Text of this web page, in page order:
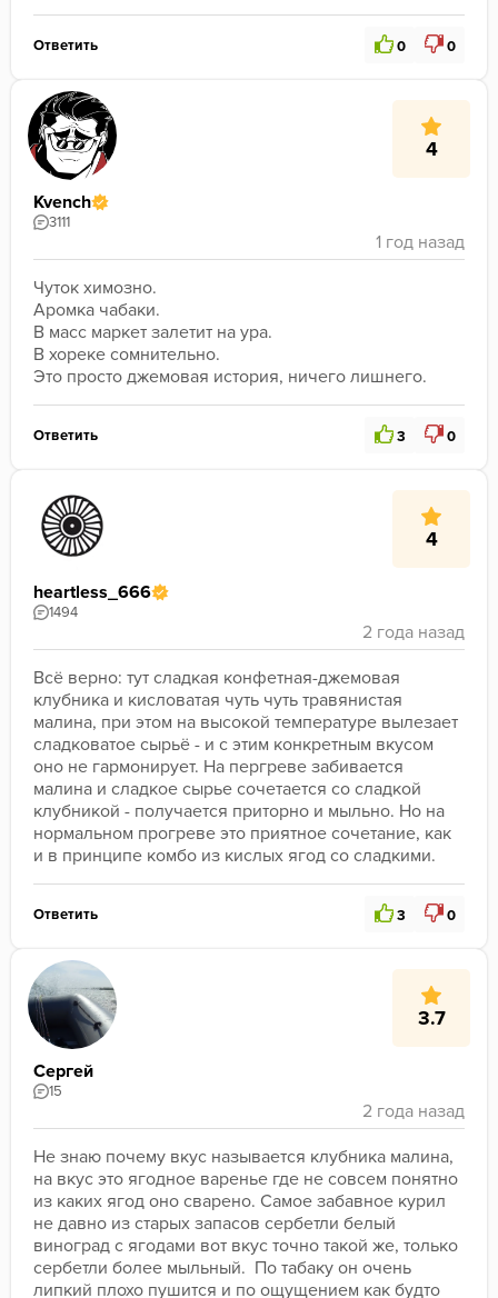
Ответить 0 0
4
Kvench
3111
Чуток химозно.
Аромка чабаки.
В масс маркет залетит на ура.
В хореке сомнительно.
Это просто джемовая история, ничего лишнего.
Ответить 3 0
4
heartless_666
1494
Всё верно: тут сладкая конфетная-джемовая
клубника и кисловатая чуть чуть травянистая
малина, при этом на высокой температуре вылезает
сладковатое сырьё - и с этим конкретным вкусом
оно не гармонирует. На пергреве забивается
малина и сладкое сырье сочетается со сладкой
клубникой - получается приторно и мыльно. Но на
нормальном прогреве это приятное сочетание, как
и в принципе комбо из кислых ягод со сладкими.
Ответить 3 0
3.7
Сергей
15
Не знаю почему вкус называется клубника малина,
на вкус это ягодное варенье где не совсем понятно
из каких ягод оно сварено. Самое забавное курил
не давно из старых запасов сербетли белый
виноград с ягодами вот вкус точно такой же, только
сербетли более мыльный.  По табаку он очень
липкий плохо пушится и по ощущением как будто